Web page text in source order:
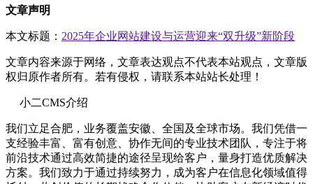
文章声明
本文标题： 2025年企业网站建设与运营迎来“双升级”新阶段
文章内容来源于网络，文章表达观点不代表本站观点，文章版
权归原作者所有。若有侵权，请联系本站站长处理！
小二CMS介绍
我们立足合肥，业务覆盖安徽、全国及全球市场。我们凭借一
支经验丰富、富有创意、协作无间的专业技术团队，专注于将
前沿技术通过高效简捷的途径呈现给客户，量身打造优质解决
方案。我们致力于通过持续努力，成为客户在信息化领域值得